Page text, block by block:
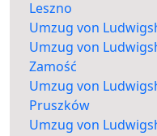
Leszno
Umzug von
Umzug von
Zamość
Umzug von
Pruszków
Umzug von